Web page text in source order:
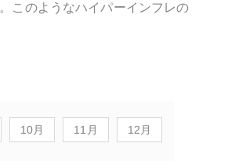
このようなハイパーインフレの
10月 11月 12月